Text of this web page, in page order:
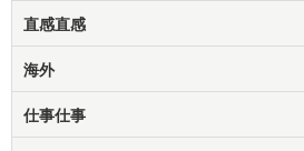
直感直感
海外
仕事仕事